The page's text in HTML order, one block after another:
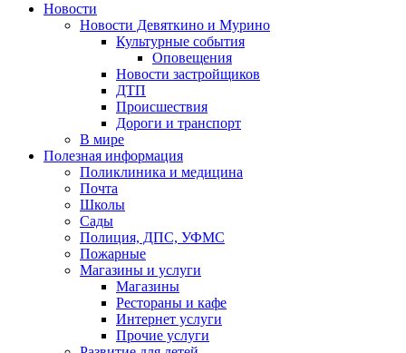
Новости
Новости Девяткино и Мурино
Культурные события
Оповещения
Новости застройщиков
ДТП
Происшествия
Дороги и транспорт
В мире
Полезная информация
Поликлиника и медицина
Почта
Школы
Сады
Полиция, ДПС, УФМС
Пожарные
Магазины и услуги
Магазины
Рестораны и кафе
Интернет услуги
Прочие услуги